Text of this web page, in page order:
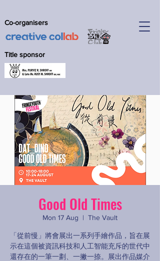
Title sponsor
Co-organisers
Good Old Times
Mon 17 Aug
  |
The Vault
「從前慢」將會展出一系列手繪作品，旨在展
示在這個被資訊科技和人工智能充斥的世代中
還存在的一筆一劃、一撇一捺。展出作品媒介